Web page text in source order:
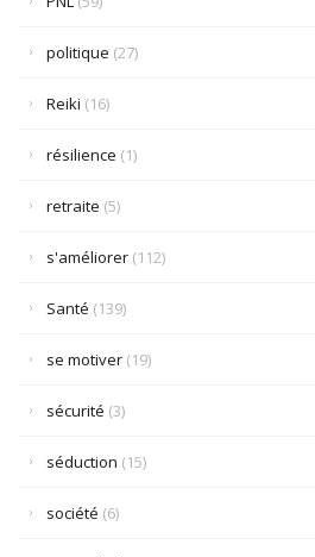
politique (27)
Reiki (16)
résilience (1)
retraite (5)
s'améliorer (112)
Santé (139)
se motiver (19)
sécurité (3)
séduction (15)
société (6)